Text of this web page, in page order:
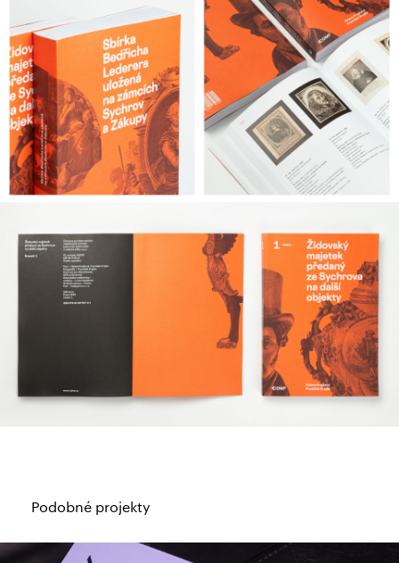
Podobné projekty